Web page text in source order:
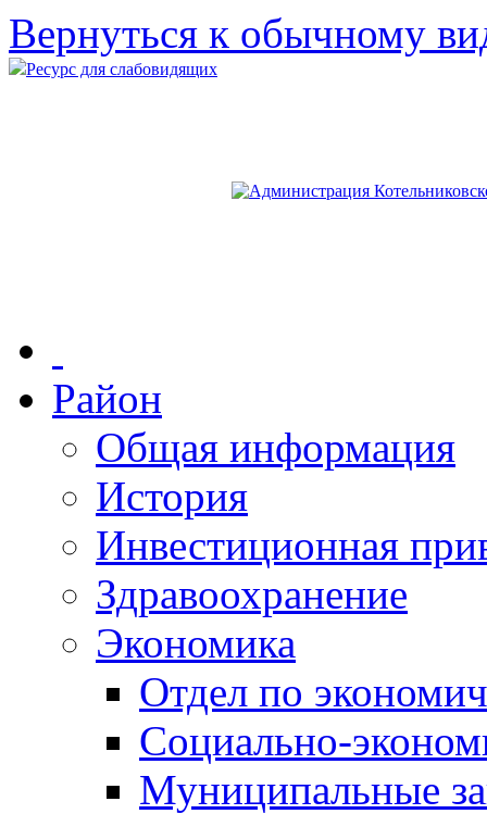
Вернуться к обычному
Ресурс для слабовидящих
Район
Общая информация
История
Инвестиционная
Здравоохранение
Экономика
Отдел по
Социально-
Муниципальные